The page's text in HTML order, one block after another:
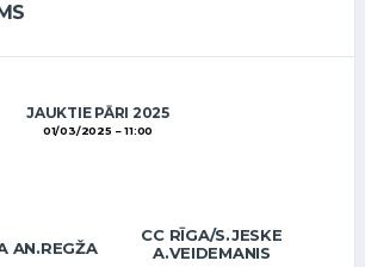
JAUKTIE PĀRI 2025
01/03/2025 11:00
AN.REGŽA
CC RĪGA/S.JESKE
A.VEIDEMANIS